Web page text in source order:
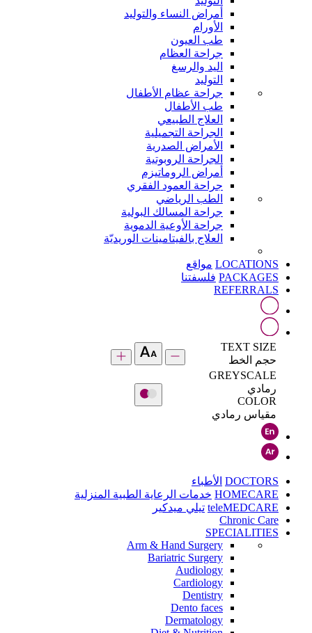
أمراض النساء والتوليد
الأورام
طب العيون
جراحة العظام
اليد والرسغ
التوليد
جراحة عظام الأطفال
طب الأطفال
العلاج الطبيعي
الجراحة التجميلية
الأمراض الصدرية
الجراحة الروبوتية
أمراض الروماتيزم
جراحة العمود الفقري
الطب الرياضي
جراحة المسالك البولية
جراحة الأوعية الدموية
العلاج بالفيتامينات الوريديّة
LOCATIONS مواقع
PACKAGES فلسفتنا
REFERRALS
TEXT SIZE
حجم الخط
GREYSCALE
رمادي
COLOR
مقياس رمادي
DOCTORS الأطباء
HOMECARE خدمات الرعاية الطبية المنزلية
teleMEDCARE تيلي ميدكير
Chronic Care
SPECIALITIES
Arm & Hand Surgery
Bariatric Surgery
Audiology
Cardiology
Dentistry
Dento faces
Dermatology